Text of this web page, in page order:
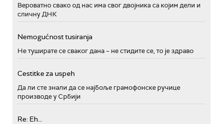
Вероватно свако од нас има свог двојника са којим дели и
сличну ДНК
Nemogućnost tusiranja
Не туширате се сваког дана – не стидите се, то је здраво
Cestitke za uspeh
Да ли сте знали да се најбоље грамофонске ручице
производе у Србији
Re: Eh...